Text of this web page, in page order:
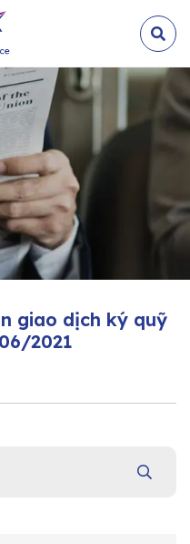
giao dịch ký quỹ
2021